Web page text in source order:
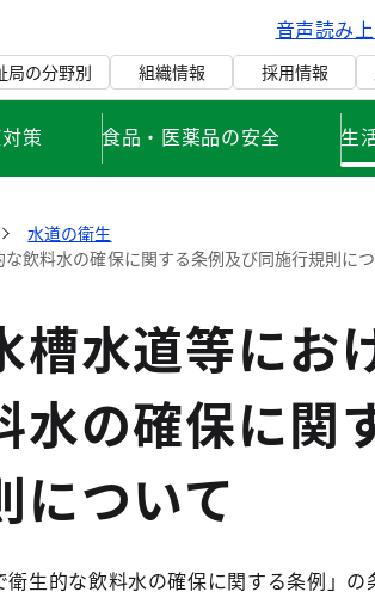
音声読み
局の分野別 組織情報 採用情報
策 食品・医薬品の安全 生
水道の衛生
飲料水の確保に関する条例及び同施行規則に
槽水道等にお
水の確保に関
について
衛生的な飲料水の確保に関する条例」の